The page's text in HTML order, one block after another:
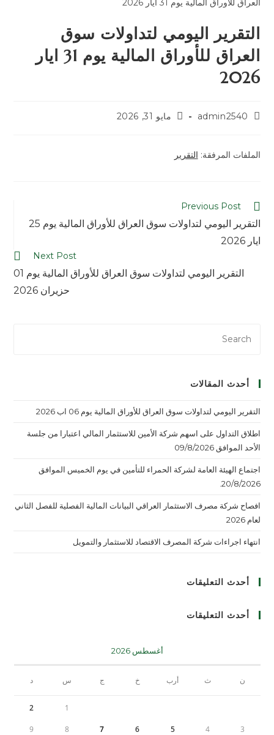
التقرير اليومي لتداولات سوق
العراق للأوراق المالية يوم 31 ايار
2026
admin2540 مايو 31, 2026
الملفات المرفقة: التقرير
Previous Post
التقرير اليومي لتداولات سوق العراق للأوراق المالية يوم 25
ايار 2026
Next Post
التقرير اليومي لتداولات سوق العراق للأوراق المالية يوم 01
حزيران 2026
أحدث المقالات
التقرير اليومي لتداولات سوق العراق للأوراق المالية يوم 06 اب 2026
اطلاق التداول على اسهم شركة الأمين للاستثمار المالي اعتبارا من جلسة
الأحد الموافق 09/8/2026
اجتماع الهيئة العامة لشركة الحمراء للتأمين في يوم الخميس الموافق
20/8/2026.
افصاح شركة مصرف الاستثمار العراقي البيانات المالية الفصلية للفصل الثاني
لعام 2026
انتهاء اجراءات شركة المصرف الاقتصاد للاستثمار والتمويل
أحدث التعليقات
أحدث التعليقات
أغسطس 2026
ن ث أرب خ ج س د
1
2
3
4
5
6
7
8
9